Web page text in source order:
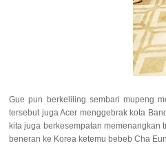
Gue pun berkeliling sembari mupeng
tersebut juga Acer menggebrak kota
kita juga berkesempatan
beneran ke Korea ketemu bebeb Cha